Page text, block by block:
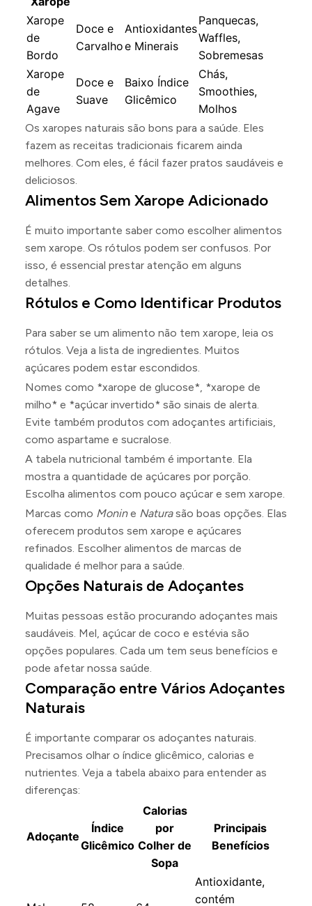
Xarope
de
Bordo
Doce e
Carvalho
Antioxidantes
e Minerais
Panquecas,
Waffles,
Sobremesas
Xarope
de
Agave
Doce e
Suave
Baixo Índice
Glicêmico
Chás,
Smoothies,
Molhos
Os xaropes naturais são bons para a saúde. Eles
fazem as receitas tradicionais ficarem ainda
melhores. Com eles, é fácil fazer pratos saudáveis e
deliciosos.
Alimentos Sem Xarope Adicionado
É muito importante saber como escolher alimentos
sem xarope. Os rótulos podem ser confusos. Por
isso, é essencial prestar atenção em alguns
detalhes.
Rótulos e Como Identificar Produtos
Para saber se um alimento não tem xarope, leia os
rótulos. Veja a lista de ingredientes. Muitos
açúcares podem estar escondidos.
Nomes como *xarope de glucose*, *xarope de
milho* e *açúcar invertido* são sinais de alerta.
Evite também produtos com adoçantes artificiais,
como aspartame e sucralose.
A tabela nutricional também é importante. Ela
mostra a quantidade de açúcares por porção.
Escolha alimentos com pouco açúcar e sem xarope.
Marcas como Monine Naturasão boas opções. Elas
oferecem produtos sem xarope e açúcares
refinados. Escolher alimentos de marcas de
qualidade é melhor para a saúde.
Opções Naturais de Adoçantes
Muitas pessoas estão procurando adoçantes mais
saudáveis. Mel, açúcar de coco e estévia são
opções populares. Cada um tem seus benefícios e
pode afetar nossa saúde.
Comparação entre Vários Adoçantes
Naturais
É importante comparar os adoçantes naturais.
Precisamos olhar o índice glicêmico, calorias e
nutrientes. Veja a tabela abaixo para entender as
diferenças:
Adoçante
Índice
Glicêmico
Calorias
por
Colher de
Sopa
Principais
Benefícios
Antioxidante,
contém